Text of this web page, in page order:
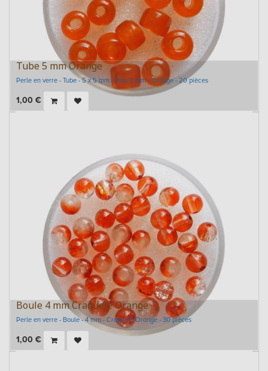
Tube 5 mm Orange
Perle en verre - Tube - 5 x 5 mm - Trou 2 mm - Orange - 20 pièces
1,00 €
Boule 4 mm Craquelé Orange
Perle en verre - Boule - 4 mm - Craquelé Orange - 30 pièces
1,00 €